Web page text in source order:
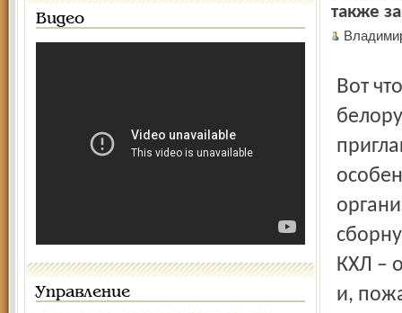
Видео
Управление
также
Вот что заявил канадский тренер в интервью
КХЛ –
и,